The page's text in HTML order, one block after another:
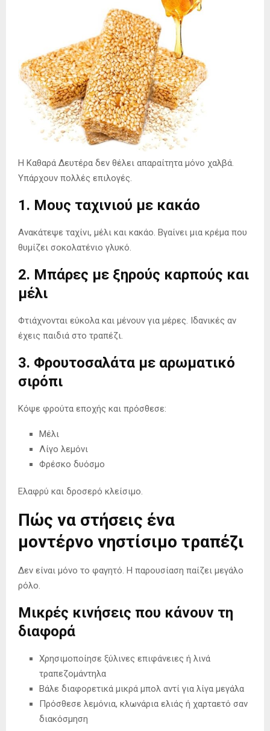
Η Καθαρά Δευτέρα δεν θέλει απαραίτητα μόνο χαλβά.
Υπάρχουν πολλές επιλογές.
1. Μους ταχινιού με κακάο
Ανακάτεψε ταχίνι, μέλι και κακάο. Βγαίνει μια κρέμα που
θυμίζει σοκολατένιο γλυκό.
2. Μπάρες με ξηρούς καρπούς και
μέλι
Φτιάχνονται εύκολα και μένουν για μέρες. Ιδανικές αν
έχεις παιδιά στο τραπέζι.
3. Φρουτοσαλάτα με αρωματικό
σιρόπι
Κόψε φρούτα εποχής και πρόσθεσε:
Μέλι
Λίγο λεμόνι
Φρέσκο δυόσμο
Ελαφρύ και δροσερό κλείσιμο.
Πώς να στήσεις ένα
μοντέρνο νηστίσιμο τραπέζι
Δεν είναι μόνο το φαγητό. Η παρουσίαση παίζει μεγάλο
ρόλο.
Μικρές κινήσεις που κάνουν τη
διαφορά
Χρησιμοποίησε ξύλινες επιφάνειες ή λινά
τραπεζομάντηλα
Βάλε διαφορετικά μικρά μπολ αντί για λίγα μεγάλα
Πρόσθεσε λεμόνια, κλωνάρια ελιάς ή χαρταετό σαν
διακόσμηση